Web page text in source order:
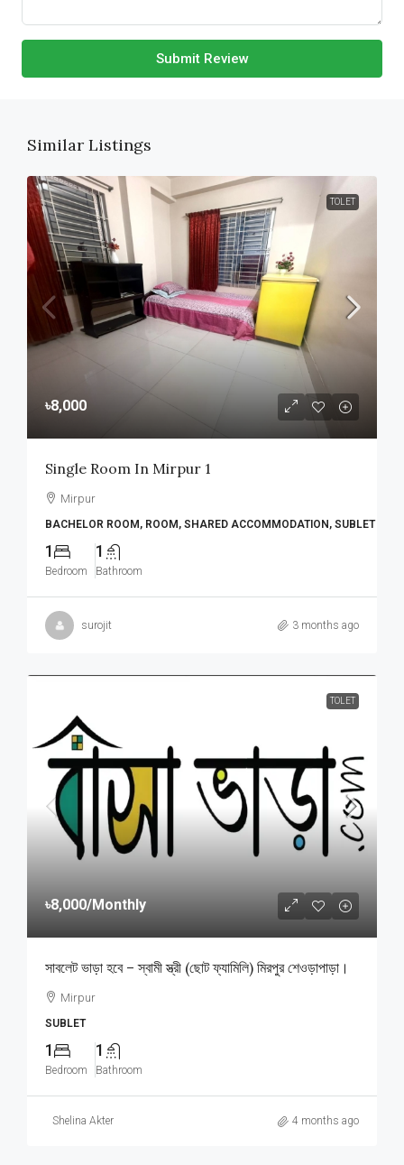
Submit Review
Similar Listings
TOLET
৳8,000
Single Room In Mirpur 1
Mirpur
BACHELOR ROOM, ROOM, SHARED ACCOMMODATION, SUBLET
1
Bedroom
1
Bathroom
surojit 3 months ago
TOLET
৳8,000/Monthly
সাবলেট ভাড়া হবে – স্বামী স্ত্রী (ছোট ফ্যামিলি) মিরপুর শেওড়াপাড়া।
Mirpur
SUBLET
1
Bedroom
1
Bathroom
Shelina Akter 4 months ago